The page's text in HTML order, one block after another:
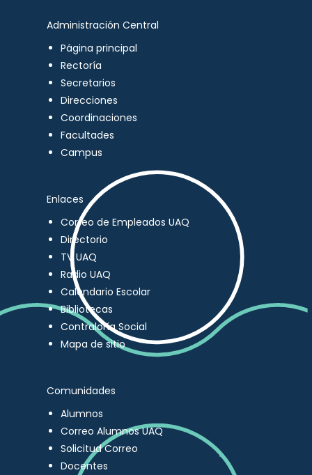
Administración Central
Página principal
Rectoría
Secretarios
Direcciones
Coordinaciones
Facultades
Campus
Enlaces
Correo de Empleados UAQ
Directorio
TV UAQ
Radio UAQ
Calendario Escolar
Bibliotecas
Contraloría Social
Mapa de sitio
Comunidades
Alumnos
Correo Alumnos UAQ
Solicitud Correo
Docentes